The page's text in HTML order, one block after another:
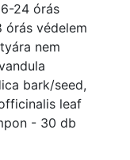
24 órás
védelem
nem
bark/seed,
leaf
- 30 db